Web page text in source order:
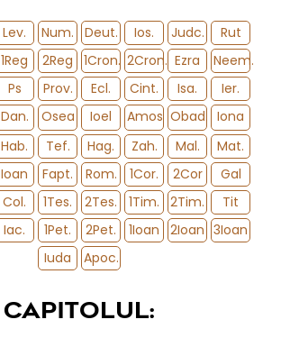
Lev. Num. Deut. Ios. Judc.
Rut
1Reg 2Reg 1Cron. 2Cron. Ezra
Neem.
Ps Prov. Ecl. Cint. Isa.
Ier.
Dan. Osea Ioel Amos Obad. Iona
Hab. Tef. Hag. Zah. Mal.
Mat.
Ioan Fapt. Rom. 1Cor. 2Cor
Gal
Col. 1Tes. 2Tes. 1Tim. 2Tim.
Tit
Iac. 1Pet. 2Pet. 1Ioan 2Ioan 3Ioan
Iuda
Apoc.
CAPITOLUL: